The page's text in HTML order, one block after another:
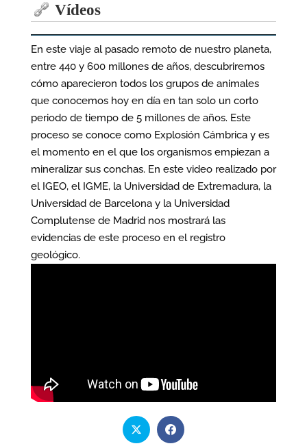
Vídeos
En este viaje al pasado remoto de nuestro planeta,
entre 440 y 600 millones de años, descubriremos
cómo aparecieron todos los grupos de animales
que conocemos hoy en día en tan solo un corto
periodo de tiempo de 5 millones de años. Este
proceso se conoce como Explosión Cámbrica y es
el momento en el que los organismos empiezan a
mineralizar sus conchas. En este video realizado por
el IGEO, el IGME, la Universidad de Extremadura, la
Universidad de Barcelona y la Universidad
Complutense de Madrid nos mostrará las
evidencias de este proceso en el registro
geológico.